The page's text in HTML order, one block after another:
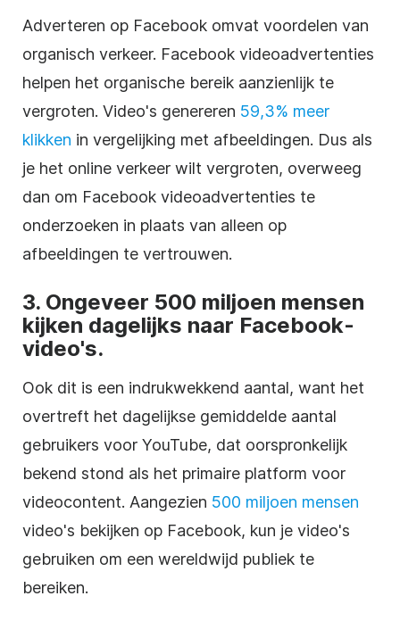
Adverteren op Facebook omvat voordelen van
organisch verkeer. Facebook videoadvertenties
helpen het organische bereik aanzienlijk te
vergroten. Video's genereren 59,3% meer
klikken in vergelijking met afbeeldingen. Dus als
je het online verkeer wilt vergroten, overweeg
dan om Facebook videoadvertenties te
onderzoeken in plaats van alleen op
afbeeldingen te vertrouwen.
3. Ongeveer 500 miljoen mensen
kijken dagelijks naar Facebook-
video's.
Ook dit is een indrukwekkend aantal, want het
overtreft het dagelijkse gemiddelde aantal
gebruikers voor YouTube, dat oorspronkelijk
bekend stond als het primaire platform voor
videocontent. Aangezien 500 miljoen mensen
video's bekijken op Facebook, kun je video's
gebruiken om een wereldwijd publiek te
bereiken.